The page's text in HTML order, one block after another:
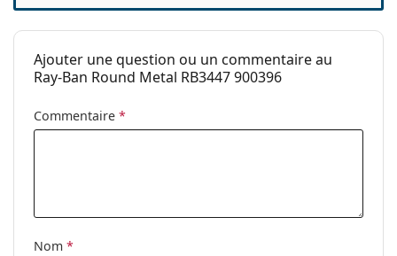
Marque:
Ray-Ban
Code:
RB3447 900396 47
correction:
Ajouter une question ou un commentaire au
Ray-Ban Round Metal RB3447 900396
Commentaire *
Nom *